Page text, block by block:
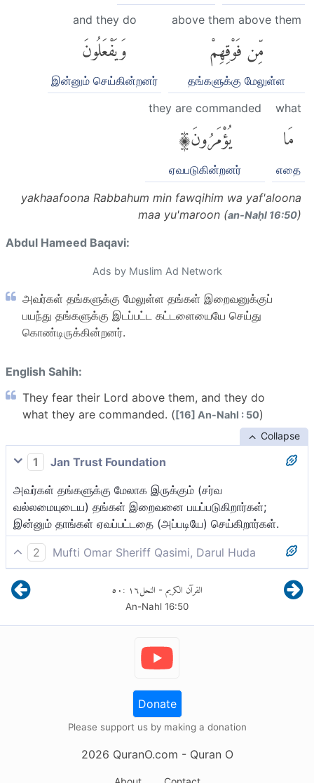
above them above them
مِّن فَوْقِهِمْ
தங்களுக்கு மேலுள்ள
and they do
وَيَفْعَلُونَ
இன்னும் செய்கின்றனர்
what
مَا
எதை
they are commanded
يُؤْمَرُونَ۩
ஏவபடுகின்றனர்
yakhaafoona Rabbahum min fawqihim wa yaf'aloona
maa yu'maroon (an-Naḥl 16:50)
Abdul Hameed Baqavi:
Ads by Muslim Ad Network
அவர்கள் தங்களுக்கு மேலுள்ள தங்கள் இறைவனுக்குப்
பயந்து தங்களுக்கு இடப்பட்ட கட்டளையையே செய்து
கொண்டிருக்கின்றனர்.
English Sahih:
They fear their Lord above them, and they do
what they are commanded. ([16] An-Nahl : 50)
Collapse
1
Jan Trust Foundation
அவர்கள் தங்களுக்கு மேலாக இருக்கும் (சர்வ
வல்லமையுடைய) தங்கள் இறைவனை பயப்படுகிறார்கள்;
இன்னும் தாங்கள் ஏவப்பட்டதை (அப்படியே) செய்கிறார்கள்.
2
Mufti Omar Sheriff Qasimi, Darul Huda
அவர்கள் தங்களுக்கு மேலுள்ள தங்கள் இறைவனைப்
பயப்படுகின்றனர்; தாங்கள் ஏவப்படுவதை செய்கின்றனர்.
القرآن الكريم - النحل١٦ :٥٠
An-Nahl 16:50
Donate
Please support us by making a donation
2026 QuranO.com - Quran O